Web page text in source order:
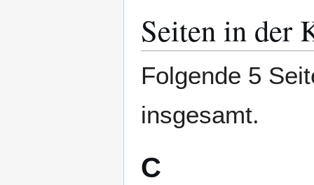
Navigation
Suche
Seiten in der
Folgende 5
insgesamt.
C